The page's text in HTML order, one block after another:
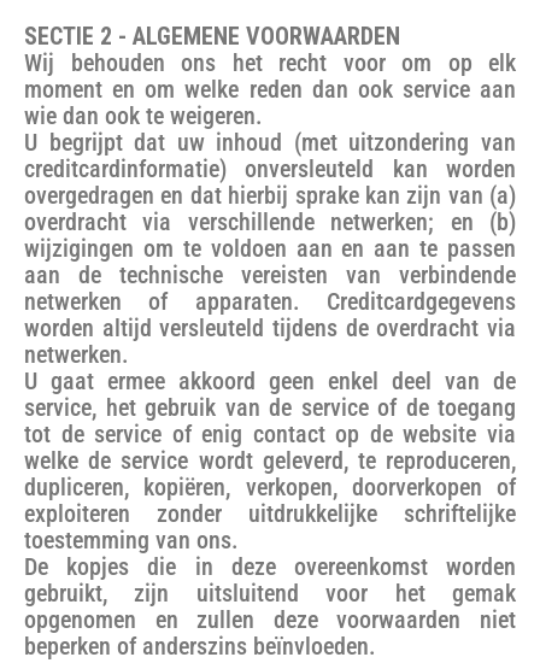
SECTIE 2 - ALGEMENE VOORWAARDEN
Wij behouden ons het recht voor om op elk
moment en om welke reden dan ook service aan
wie dan ook te weigeren.
U begrijpt dat uw inhoud (met uitzondering van
creditcardinformatie) onversleuteld kan worden
overgedragen en dat hierbij sprake kan zijn van (a)
overdracht via verschillende netwerken; en (b)
wijzigingen om te voldoen aan en aan te passen
aan de technische vereisten van verbindende
netwerken of apparaten. Creditcardgegevens
worden altijd versleuteld tijdens de overdracht via
netwerken.
U gaat ermee akkoord geen enkel deel van de
service, het gebruik van de service of de toegang
tot de service of enig contact op de website via
welke de service wordt geleverd, te reproduceren,
dupliceren, kopiëren, verkopen, doorverkopen of
exploiteren zonder uitdrukkelijke schriftelijke
toestemming van ons.
De kopjes die in deze overeenkomst worden
gebruikt, zijn uitsluitend voor het gemak
opgenomen en zullen deze voorwaarden niet
beperken of anderszins beïnvloeden.